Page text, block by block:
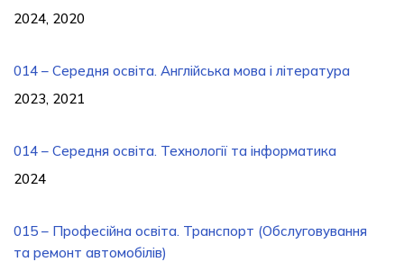
2024, 2020
014 – Середня освіта. Англійська мова і література
2023, 2021
014 – Середня освіта. Технології та інформатика
2024
015 – Професійна освіта. Транспорт (Обслуговування
та ремонт автомобілів)